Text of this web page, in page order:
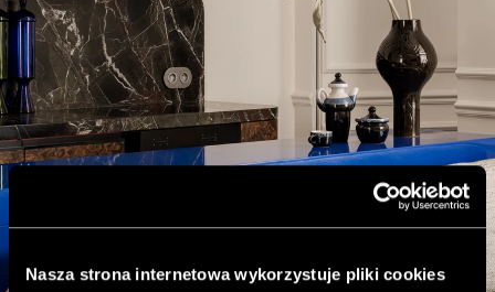
Nasza strona internetowa wykorzystuje pliki cookies